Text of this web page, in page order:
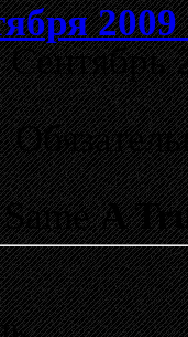
2009
A